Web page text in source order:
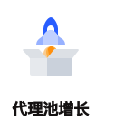
代理池增长